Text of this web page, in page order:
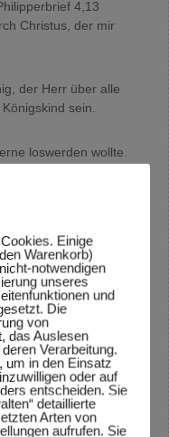
4,13
Christus, der mir
der Herr über alle
sein.
loswerden wollte.
22:08 :
Schön,
kannst und mit uns
Ich habe deine
Einige
Warenkorb)
notwendigen
unseres
und
Die
von
das Auslesen
Verarbeitung.
um in den Einsatz
oder auf
entscheiden. Sie
detaillierte
Arten von
aufrufen. Sie